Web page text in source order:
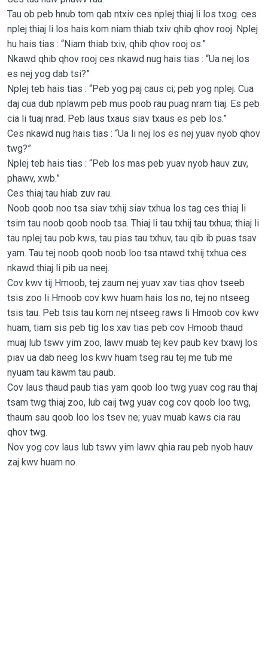
Tau ob peb hnub tom qab ntxiv ces nplej thiaj li los txog. ces
nplej thiaj li los hais kom niam thiab txiv qhib qhov rooj. Nplej
hu hais tias : “Niam thiab txiv, qhib qhov rooj os.”
Nkawd qhib qhov rooj ces nkawd nug hais tias : “Ua nej los
es nej yog dab tsi?”
Nplej teb hais tias : “Peb yog paj caus ci; peb yog nplej. Cua
daj cua dub nplawm peb mus poob rau puag nram tiaj. Es peb
cia li tuaj nrad. Peb laus txaus siav txaus es peb los.”
Ces nkawd nug hais tias : “Ua li nej los es nej yuav nyob qhov
twg?”
Nplej teb hais tias : “Peb los mas peb yuav nyob hauv zuv,
phawv, xwb.”
Ces thiaj tau hiab zuv rau.
Noob qoob noo tsa siav txhij siav txhua los tag ces thiaj li
tsim tau noob qoob noob tsa. Thiaj li tau txhij tau txhua; thiaj li
tau nplej tau pob kws, tau pias tau txhuv, tau qib ib puas tsav
yam. Tau tej noob qoob noob loo tsa ntawd txhij txhua ces
nkawd thiaj li pib ua neej.
Cov kwv tij Hmoob, tej zaum nej yuav xav tias qhov tseeb
tsis zoo li Hmoob cov kwv huam hais los no, tej no ntseeg
tsis tau. Peb tsis tau kom nej ntseeg raws li Hmoob cov kwv
huam, tiam sis peb tig los xav tias peb cov Hmoob thaud
muaj lub tswv yim zoo, lawv muab tej kev paub kev txawj los
piav ua dab neeg los kwv huam tseg rau tej me tub me
nyuam tau kawm tau paub.
Cov laus thaud paub tias yam qoob loo twg yuav cog rau thaj
tsam twg thiaj zoo, lub caij twg yuav cog cov qoob loo twg,
thaum sau qoob loo los tsev ne; yuav muab kaws cia rau
qhov twg.
Nov yog cov laus lub tswv yim lawv qhia rau peb nyob hauv
zaj kwv huam no.